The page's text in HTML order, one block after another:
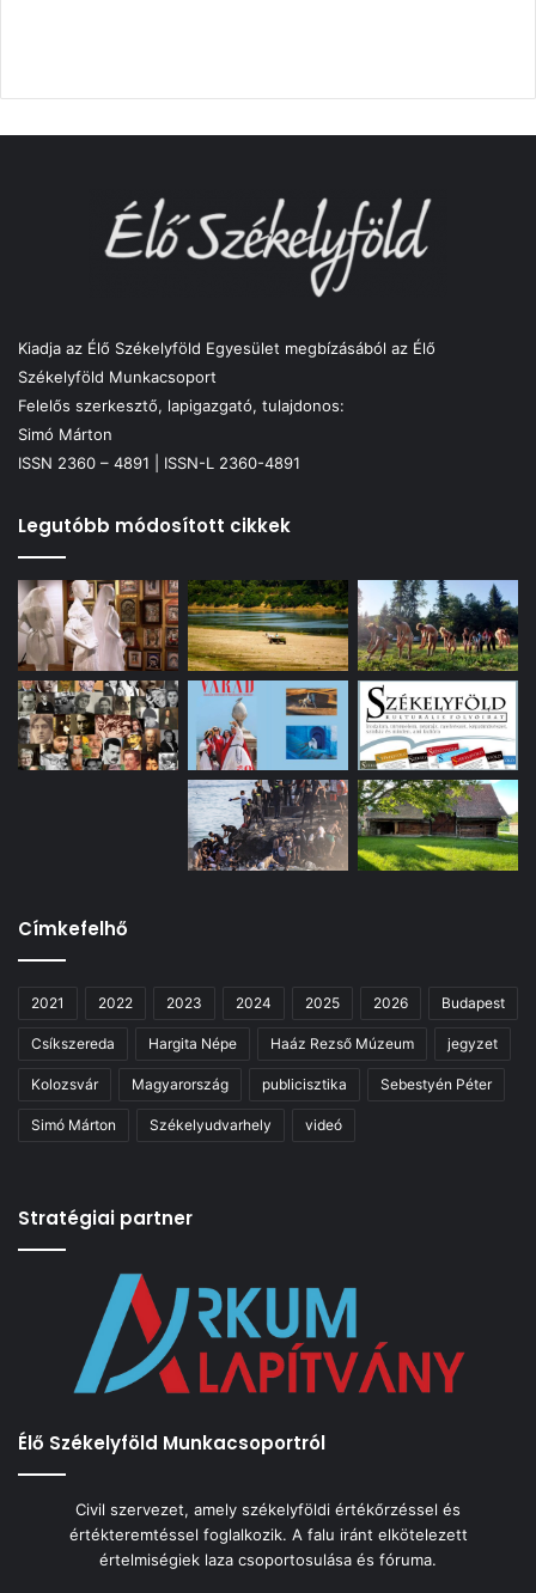
Kiadja az Élő Székelyföld Egyesület megbízásából az Élő
Székelyföld Munkacsoport
Felelős szerkesztő, lapigazgató, tulajdonos:
Simó Márton
ISSN 2360 – 4891 | ISSN-L 2360-4891
Legutóbb módosított cikkek
Címkefelhő
2021 2022 2023 2024 2025 2026 Budapest
Csíkszereda Hargita Népe Haáz Rezső Múzeum jegyzet
Kolozsvár Magyarország publicisztika Sebestyén Péter
Simó Márton Székelyudvarhely videó
Stratégiai partner
Élő Székelyföld Munkacsoportról
Civil szervezet, amely székelyföldi értékőrzéssel és
értékteremtéssel foglalkozik. A falu iránt elkötelezett
értelmiségiek laza csoportosulása és fóruma.